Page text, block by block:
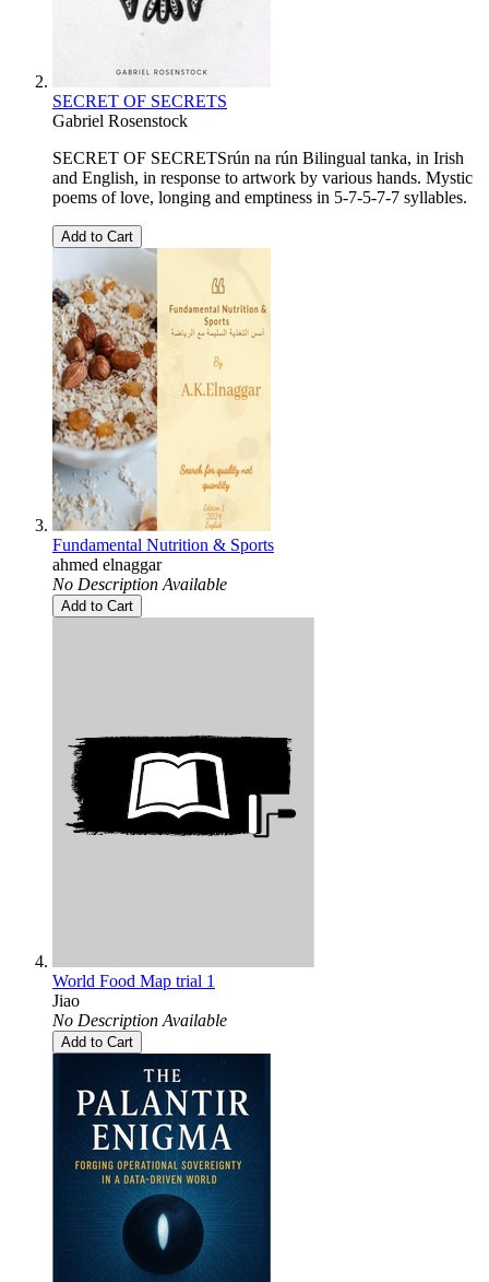
SECRET OF SECRETS
Gabriel Rosenstock
SECRET OF SECRETSrún na rún Bilingual tanka, in Irish
and English, in response to artwork by various hands. Mystic
poems of love, longing and emptiness in 5-7-5-7-7 syllables.
Add to Cart
Fundamental Nutrition & Sports
ahmed elnaggar
No Description Available
Add to Cart
World Food Map trial 1
Jiao
No Description Available
Add to Cart